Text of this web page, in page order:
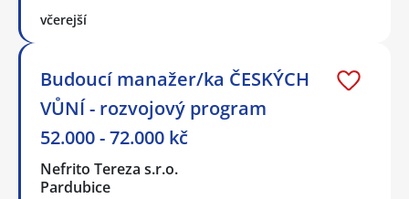
včerejší
Budoucí manažer/ka ČESKÝCH
VŮNÍ - rozvojový program
52.000 - 72.000 kč
Nefrito Tereza s.r.o.
Pardubice